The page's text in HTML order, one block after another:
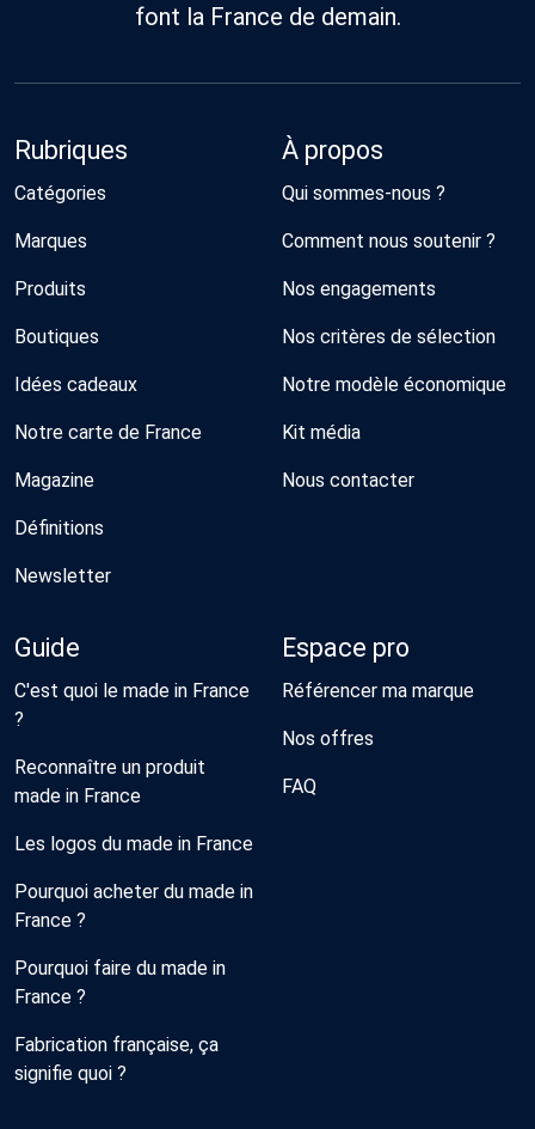
font la France de demain.
Rubriques
Catégories
Marques
Produits
Boutiques
Idées cadeaux
Notre carte de France
Magazine
Définitions
Newsletter
À propos
Qui sommes-nous ?
Comment nous soutenir ?
Nos engagements
Nos critères de sélection
Notre modèle économique
Kit média
Nous contacter
Guide
C'est quoi le made in France
?
Reconnaître un produit
made in France
Les logos du made in France
Pourquoi acheter du made in
France ?
Pourquoi faire du made in
France ?
Fabrication française, ça
signifie quoi ?
Espace pro
Référencer ma marque
Nos offres
FAQ